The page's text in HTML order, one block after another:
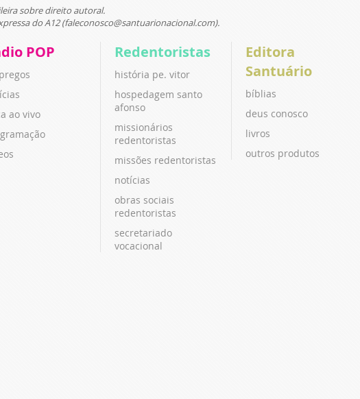
sobre direito autoral.
do A12 (faleconosco@santuarionacional.com).
POP
ao vivo
Redentoristas
história pe. vitor
hospedagem santo
afonso
missionários
redentoristas
missões redentoristas
notícias
obras sociais
redentoristas
secretariado
vocacional
Editora
Santuário
bíblias
deus conosco
livros
outros produtos